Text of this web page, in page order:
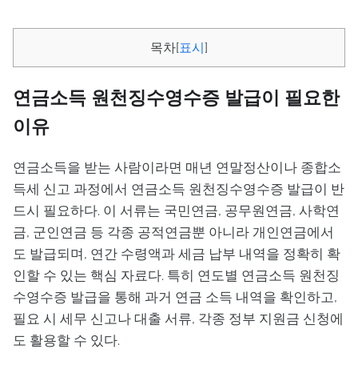
목차[표시]
연금소득 원천징수영수증 발급이 필요한
이유
연금소득을 받는 사람이라면 매년 연말정산이나 종합소
득세 신고 과정에서 연금소득 원천징수영수증 발급이 반
드시 필요하다. 이 서류는 국민연금, 공무원연금, 사학연
금, 군인연금 등 각종 공적연금뿐 아니라 개인연금에서
도 발급되며, 연간 수령액과 세금 납부 내역을 정확히 확
인할 수 있는 핵심 자료다. 특히 연도별 연금소득 원천징
수영수증 발급을 통해 과거 연금 소득 내역을 확인하고,
필요 시 세무 신고나 대출 서류, 각종 정부 지원금 신청에
도 활용할 수 있다.